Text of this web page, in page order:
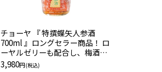
チョーヤ 『 特撰蝶矢人参酒
700ml 』ロングセラー商品！ ロ
ーヤルゼリーも配合し、梅酒で
風味を加えた健康酒 【通販限
3,980円(税込)